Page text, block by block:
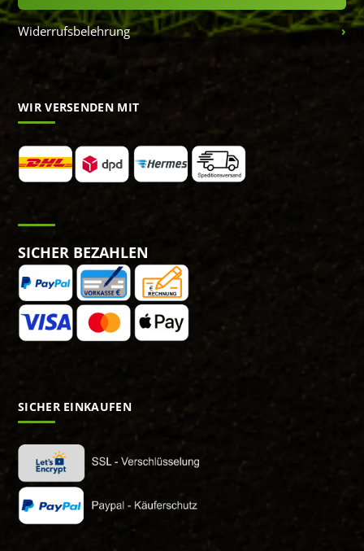
Widerrufsbelehrung
WIR VERSENDEN MIT
SICHER BEZAHLEN
SICHER EINKAUFEN